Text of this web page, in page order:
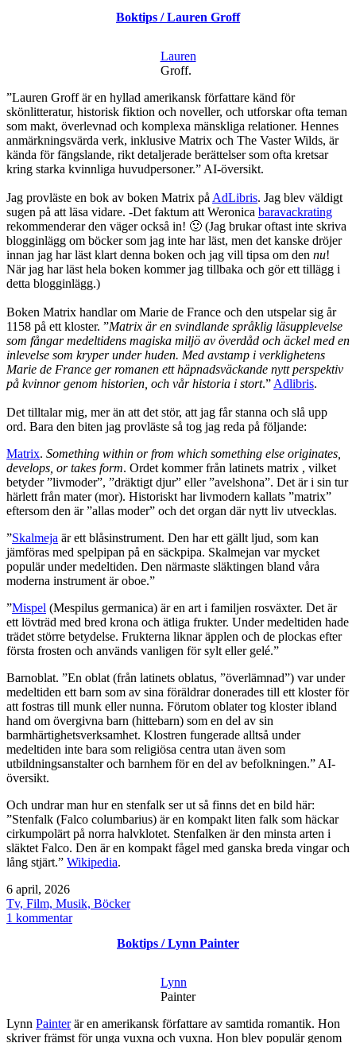
manga
Boktips / Lauren Groff
Lauren
Groff.
”Lauren Groff är en hyllad amerikansk författare känd för
skönlitteratur, historisk fiktion och noveller, och utforskar ofta teman
som makt, överlevnad och komplexa mänskliga relationer. Hennes
anmärkningsvärda verk, inklusive Matrix och The Vaster Wilds, är
kända för fängslande, rikt detaljerade berättelser som ofta kretsar
kring starka kvinnliga huvudpersoner.” AI-översikt.
Jag provläste en bok av boken Matrix på AdLibris. Jag blev väldigt
sugen på att läsa vidare. -Det faktum att Weronica baravackrating
rekommenderar den väger också in! 🙂 (Jag brukar oftast inte skriva
blogginlägg om böcker som jag inte har läst, men det kanske dröjer
innan jag har läst klart denna boken och jag vill tipsa om den nu!
När jag har läst hela boken kommer jag tillbaka och gör ett tillägg i
detta blogginlägg.)
Boken Matrix handlar om Marie de France och den utspelar sig år
1158 på ett kloster. ”Matrix är en svindlande språklig läsupplevelse
som fångar medeltidens magiska miljö av överdåd och äckel med en
inlevelse som kryper under huden. Med avstamp i verklighetens
Marie de France ger romanen ett häpnadsväckande nytt perspektiv
på kvinnor genom historien, och vår historia i stort.” Adlibris.
Det tilltalar mig, mer än att det stör, att jag får stanna och slå upp
ord. Bara den biten jag provläste så tog jag reda på följande:
Matrix. Something within or from which something else originates,
develops, or takes form. Ordet kommer från latinets matrix , vilket
betyder ”livmoder”, ”dräktigt djur” eller ”avelshona”. Det är i sin tur
härlett från mater (mor). Historiskt har livmodern kallats ”matrix”
eftersom den är ”allas moder” och det organ där nytt liv utvecklas.
”Skalmeja är ett blåsinstrument. Den har ett gällt ljud, som kan
jämföras med spelpipan på en säckpipa. Skalmejan var mycket
populär under medeltiden. Den närmaste släktingen bland våra
moderna instrument är oboe.”
”Mispel (Mespilus germanica) är en art i familjen rosväxter. Det är
ett lövträd med bred krona och ätliga frukter. Under medeltiden hade
trädet större betydelse. Frukterna liknar äpplen och de plockas efter
första frosten och används vanligen för sylt eller gelé.”
Barnoblat. ”En oblat (från latinets oblatus, ”överlämnad”) var under
medeltiden ett barn som av sina föräldrar donerades till ett kloster för
att fostras till munk eller nunna. Förutom oblater tog kloster ibland
hand om övergivna barn (hittebarn) som en del av sin
barmhärtighetsverksamhet. Klostren fungerade alltså under
medeltiden inte bara som religiösa centra utan även som
utbildningsanstalter och barnhem för en del av befolkningen.” AI-
översikt.
Och undrar man hur en stenfalk ser ut så finns det en bild här:
”Stenfalk (Falco columbarius) är en kompakt liten falk som häckar
cirkumpolärt på norra halvklotet. Stenfalken är den minsta arten i
släktet Falco. Den är en kompakt fågel med ganska breda vingar och
lång stjärt.” Wikipedia.
Publicerat
den
6 april, 2026
Kategoriserat
som
Tv, Film, Musik, Böcker
1 kommentartill
Boktips / Lynn Painter
Lynn
Painter
Lynn Painterär en amerikansk författare av samtida romantik. Hon
skriver främst för unga vuxna och vuxna. Hon blev populär genom